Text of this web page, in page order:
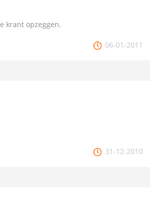
krant opzeggen.
06-01-2011
31-12-2010